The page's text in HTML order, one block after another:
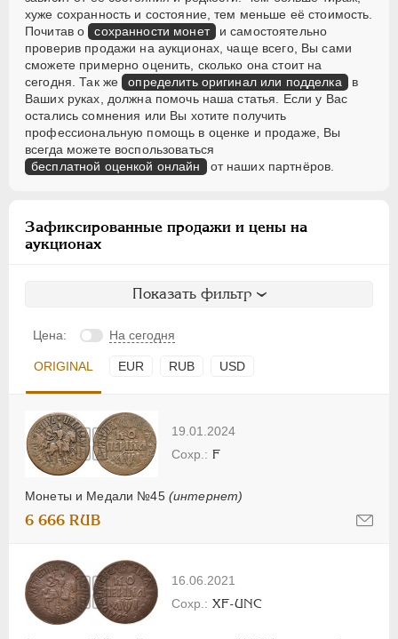
хуже сохранность и состояние, тем меньше её стоимость.
Почитав о сохранности монет и самостоятельно
проверив продажи на аукционах, чаще всего, Вы сами
сможете примерно оценить, сколько она стоит на
сегодня. Так же определить оригинал или подделка в
Ваших руках, должна помочь наша статья. Если у Вас
остались сомнения или Вы хотите получить
профессиональную помощь в оценке и продаже, Вы
всегда можете воспользоваться
бесплатной оценкой онлайн от наших партнёров.
Зафиксированные продажи и цены на
аукционах
Показать фильтр
Цена: На сегодня
ORIGINAL EUR RUB USD
19.01.2024
Монеты и Медали №45 (интернет)
F
6 666 RUB
16.06.2021
XF-UNC